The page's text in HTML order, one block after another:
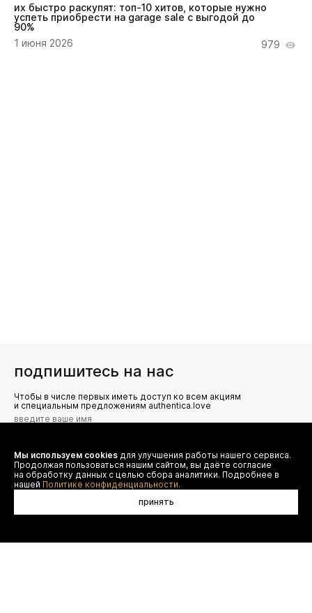
их быстро раскупят: топ-10 хитов, которые нужно
успеть приобрести на garage sale с выгодой до
90%
1 июня 2026
979
подпишитесь на нас
Чтобы в числе первых иметь доступ ко всем акциям
и специальным предложениям authentica.love
Я даю согласие на сбор, обработку и хранение моих
персональных данных (имя, email, телефон) для получения
рекламных и информационных рассылок от ООО 'БТ
Юнайтед', а также ознакомлен(а) с
Политикой конфиденциальности
Мы используем cookies для улучшения работы нашего сервиса.
Продолжая пользоваться нашим сайтом, вы даёте согласие
на обработку данных с целью сбора аналитики. Подробнее в
нашей Политике конфиденциальности.
принять